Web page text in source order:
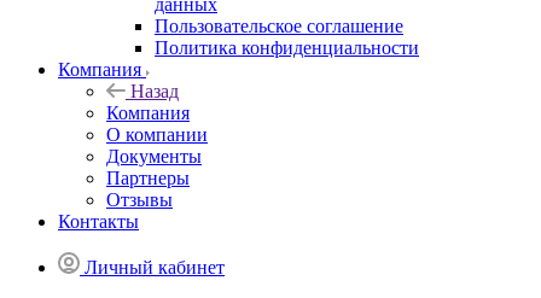
данных
Пользовательское соглашение
Политика конфиденциальности
Компания
Назад
Компания
О компании
Документы
Партнеры
Отзывы
Контакты
Личный кабинет